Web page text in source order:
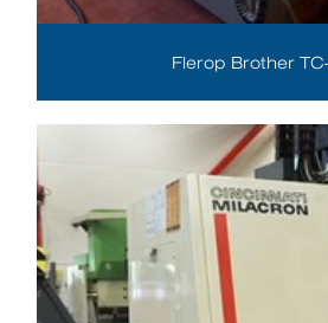
Flerop Brother